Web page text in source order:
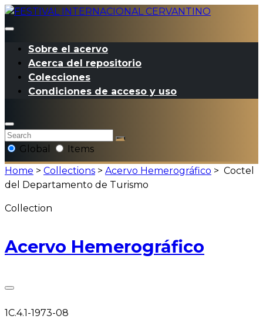
Sobre el acervo
Acerca del repositorio
Colecciones
Condiciones de acceso y uso
Global
Items
Home > Collections > Acervo Hemerográfico > Coctel
del Departamento de Turismo
Collection
Acervo Hemerográfico
1C.4.1-1973-08